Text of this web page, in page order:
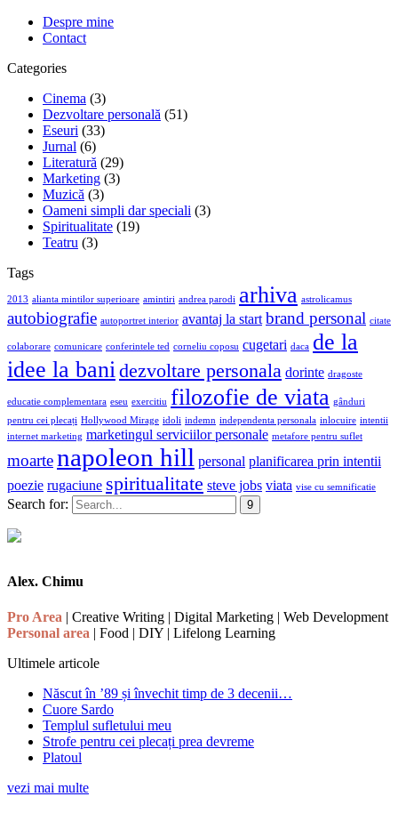
Despre mine
Contact
Categories
Cinema (3)
Dezvoltare personală (51)
Eseuri (33)
Jurnal (6)
Literatură (29)
Marketing (3)
Muzică (3)
Oameni simpli dar speciali (3)
Spiritualitate (19)
Teatru (3)
Tags
2013 alianta mintilor superioare amintiri andrea parodi arhiva astrolicamus
autobiografie autoportret interior avantaj la start brand personal citate
colaborare comunicare conferintele ted corneliu coposu cugetari daca de la
idee la banidezvoltare personala dorinte dragoste
educatie complementara eseu exercitiu filozofie de viata gânduri
pentru cei plecați Hollywood Mirage idoli indemn independenta personala inlocuire intentii
internet marketing marketingul serviciilor personale metafore pentru suflet
moartenapoleon hill personal planificarea prin intentii
poezie rugaciune spiritualitate steve jobs viata vise cu semnificatie
Search for:
Alex. Chimu
Pro Area | Creative Writing | Digital Marketing | Web Development
Personal area | Food | DIY | Lifelong Learning
Ultimele articole
Născut în ’89 și învechit timp de 3 decenii…
Cuore Sardo
Templul sufletului meu
Strofe pentru cei plecați prea devreme
Platoul
vezi mai multe